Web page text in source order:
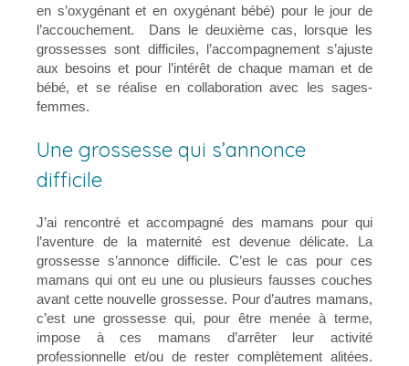
en s’oxygénant et en oxygénant bébé) pour le jour de
l’accouchement. Dans le deuxième cas, lorsque les
grossesses sont difficiles, l’accompagnement s’ajuste
aux besoins et pour l’intérêt de chaque maman et de
bébé, et se réalise en collaboration avec les sages-
femmes.
Une grossesse qui s’annonce
difficile
J’ai rencontré et accompagné des mamans pour qui
l’aventure de la maternité est devenue délicate. La
grossesse s’annonce difficile. C’est le cas pour ces
mamans qui ont eu une ou plusieurs fausses couches
avant cette nouvelle grossesse. Pour d’autres mamans,
c’est une grossesse qui, pour être menée à terme,
impose à ces mamans d’arrêter leur activité
professionnelle et/ou de rester complètement alitées.